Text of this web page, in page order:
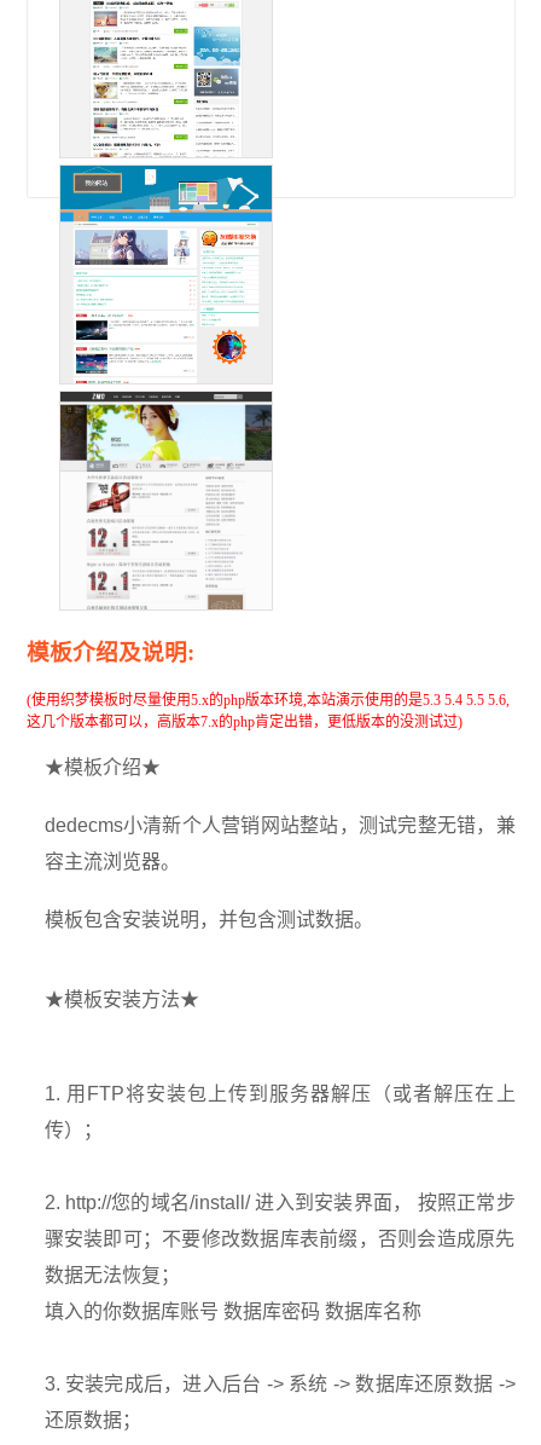
模板介绍及说明:
(使用织梦模板时尽量使用5.x的php版本环境,本站演示使用的是5.3 5.4 5.5 5.6,
这几个版本都可以，高版本7.x的php肯定出错，更低版本的没测试过)
★模板介绍★
dedecms小清新个人营销网站整站，测试完整无错，兼
容主流浏览器。
模板包含安装说明，并包含测试数据。
★模板安装方法★
1. 用FTP将安装包上传到服务器解压（或者解压在上
传）；
2. http://您的域名/install/ 进入到安装界面， 按照正常步
骤安装即可；不要修改数据库表前缀，否则会造成原先
数据无法恢复；
填入的你数据库账号 数据库密码 数据库名称
3. 安装完成后，进入后台 -> 系统 -> 数据库还原数据 ->
还原数据；